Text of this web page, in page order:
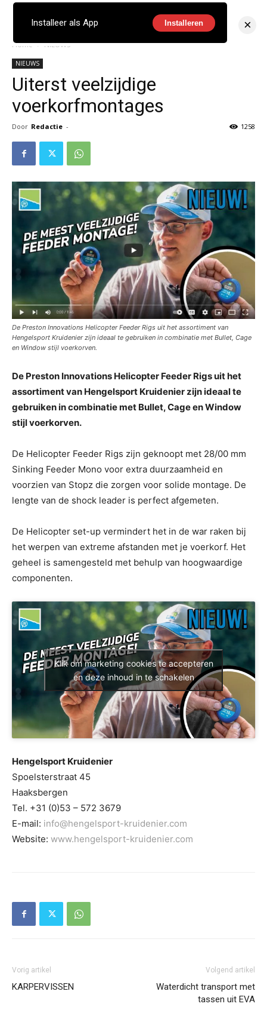
Home NIEUWS
NIEUWS
Uiterst veelzijdige
voerkorfmontages
Door Redactie - 1258
De Preston Innovations Helicopter Feeder Rigs uit het assortiment van
Hengelsport Kruidenier zijn ideaal te gebruiken in combinatie met Bullet, Cage
en Window stijl voerkorven.
De Preston Innovations Helicopter Feeder Rigs uit het
assortiment van Hengelsport Kruidenier zijn ideaal te
gebruiken in combinatie met Bullet, Cage en Window
stijl voerkorven.
De Helicopter Feeder Rigs zijn geknoopt met 28/00 mm
Sinking Feeder Mono voor extra duurzaamheid en
voorzien van Stopz die zorgen voor solide montage. De
lengte van de shock leader is perfect afgemeten.
De Helicopter set-up vermindert het in de war raken bij
het werpen van extreme afstanden met je voerkorf. Het
geheel is samengesteld met behulp van hoogwaardige
componenten.
Klik om marketing cookies te accepteren
en deze inhoud in te schakelen
Hengelsport Kruidenier
Spoelsterstraat 45
Haaksbergen
Tel. +31 (0)53 – 572 3679
E-mail: info@hengelsport-kruidenier.com
Website: www.hengelsport-kruidenier.com
Vorig artikel
KARPERVISSEN
Volgend artikel
Waterdicht transport met
tassen uit EVA
Installeer als App Installeren ×